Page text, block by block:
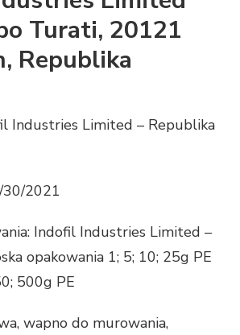
Turati, 20121
Republika
Industries Limited – Republika
30/2021
Indofil Industries Limited –
opakowania 1; 5; 10; 25g PE
500g PE
wapno do murowania,